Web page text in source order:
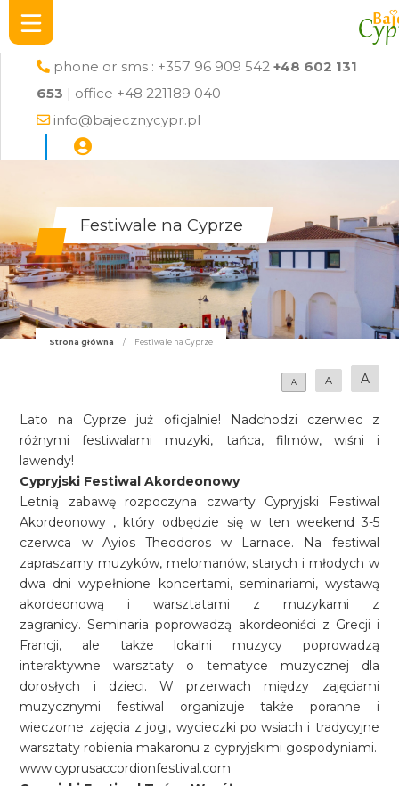
phone or sms : +357 96 909 542 +48 602 131
653 | office +48 221189 040
info@bajecznycypr.pl
Festiwale na Cyprze
Strona główna / Festiwale na Cyprze
A A A
Lato na Cyprze już oficjalnie! Nadchodzi czerwiec z
różnymi festiwalami muzyki, tańca, filmów, wiśni i
lawendy!
Cypryjski Festiwal Akordeonowy
Letnią zabawę rozpoczyna czwarty Cypryjski Festiwal
Akordeonowy , który odbędzie się w ten weekend 3-5
czerwca w Ayios Theodoros w Larnace. Na festiwal
zapraszamy muzyków, melomanów, starych i młodych w
dwa dni wypełnione koncertami, seminariami, wystawą
akordeonową i warsztatami z muzykami z
zagranicy. Seminaria poprowadzą akordeoniści z Grecji i
Francji, ale także lokalni muzycy poprowadzą
interaktywne warsztaty o tematyce muzycznej dla
dorosłych i dzieci. W przerwach między zajęciami
muzycznymi festiwal organizuje także poranne i
wieczorne zajęcia z jogi, wycieczki po wsiach i tradycyjne
warsztaty robienia makaronu z cypryjskimi gospodyniami.
www.cyprusaccordionfestival.com